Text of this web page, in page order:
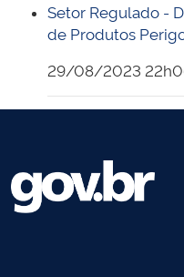
Setor Regulado -
de Produtos
29/08/2023